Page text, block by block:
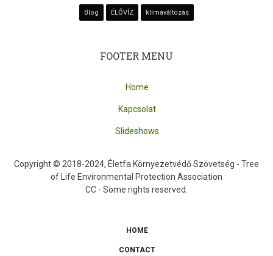
Blog ÉLŐVÍZ klímaváltozás
FOOTER MENU
Home
Kapcsolat
Slideshows
Copyright © 2018-2024, Életfa Környezetvédő Szövetség - Tree
of Life Environmental Protection Association
CC - Some rights reserved.
HOME
CONTACT